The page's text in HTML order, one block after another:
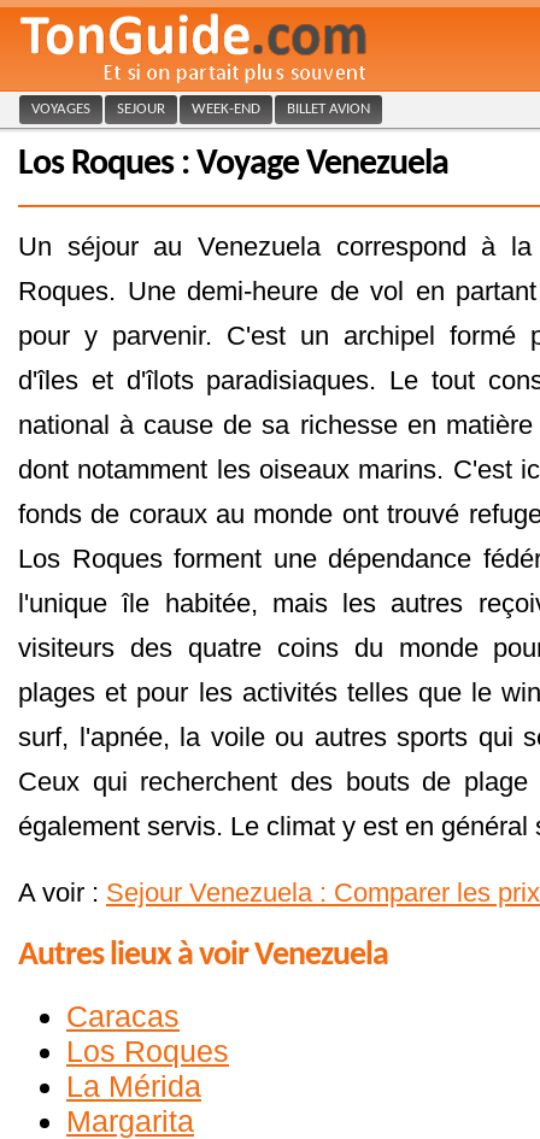
VOYAGES SEJOUR WEEK-END BILLET AVION
Los Roques : Voyage Venezuela
Un séjour au Venezuela correspond à
Roques. Une demi-heure de vol en
pour y parvenir. C'est un archipel formé
d'îles et d'îlots paradisiaques. Le tout
national à cause de sa richesse en
dont notamment les oiseaux marins. C'est
fonds de coraux au monde ont trouvé
Los Roques forment une dépendance
l'unique île habitée, mais les autres
visiteurs des quatre coins du monde
plages et pour les activités telles que le
surf, l'apnée, la voile ou autres sports qui
Ceux qui recherchent des bouts de plage
également servis. Le climat y est en général
A voir : Sejour Venezuela : Comparer les prix
Autres lieux à voir Venezuela
Caracas
Los Roques
La Mérida
Margarita